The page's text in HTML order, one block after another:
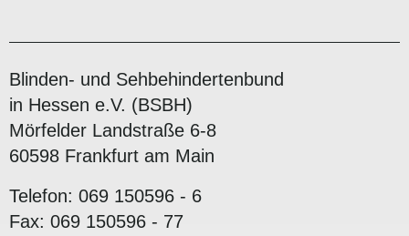
Blinden- und Sehbehindertenbund
in Hessen e.V. (BSBH)
Mörfelder Landstraße 6-8
60598 Frankfurt am Main
Telefon: 069 150596 - 6
Fax: 069 150596 - 77